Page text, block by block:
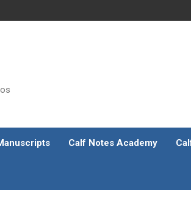
Calf Notes Academy